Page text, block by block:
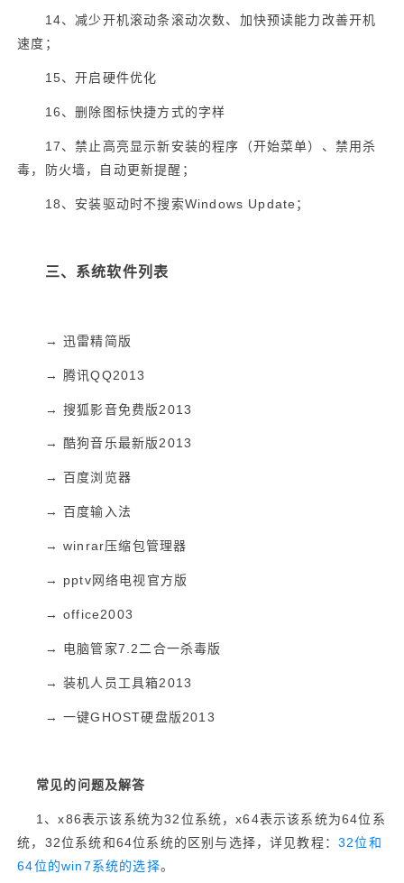
14、减少开机滚动条滚动次数、加快预读能力改善开机
速度；
15、开启硬件优化
16、删除图标快捷方式的字样
17、禁止高亮显示新安装的程序（开始菜单）、禁用杀
毒，防火墙，自动更新提醒；
18、安装驱动时不搜索Windows Update ；
三、系统软件列表
→ 迅雷精简版
→ 腾讯QQ2013
→ 搜狐影音免费版2013
→ 酷狗音乐最新版2013
→ 百度浏览器
→ 百度输入法
→ winrar压缩包管理器
→ pptv网络电视官方版
→ office2003
→ 电脑管家7.2 二合一杀毒版
→ 装机人员工具箱2013
→ 一键GHOST硬盘版2013
常见的问题及解答
1、x86表示该系统为32位系统，x64表示该系统为64位系
统，32位系统和64位系统的区别与选择，详见教程：32位和
64位的win7系统的选择。